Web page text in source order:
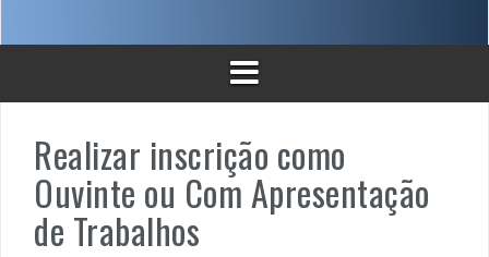
Realizar inscrição como
Ouvinte ou Com Apresentação
de Trabalhos